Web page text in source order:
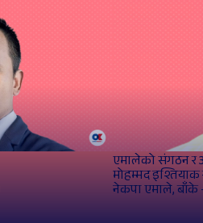
एमालेको संगठन र
मोहम्मद इश्तियाक
नेकपा एमाले, बाँके